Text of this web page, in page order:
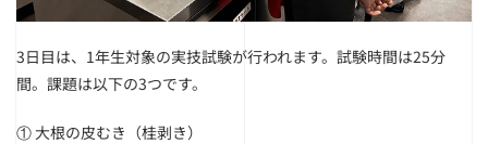
3日目は、1年生対象の実技試験が行われます。試験時間は25分
間。 課題は以下の3つです。
① 大根の皮むき（桂剥き）